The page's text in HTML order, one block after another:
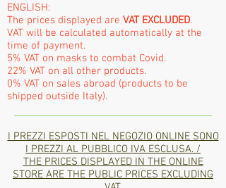
ENGLISH:
The prices displayed are VAT EXCLUDED.
VAT will be calculated automatically at the
time of payment.
5% VAT on masks to combat Covid.
22% VAT on all other products.
0% VAT on sales abroad (products to be
shipped outside Italy).
I PREZZI ESPOSTI NEL NEGOZIO ONLINE SONO
I PREZZI AL PUBBLICO IVA ESCLUSA. /
THE PRICES DISPLAYED IN THE ONLINE
STORE ARE THE PUBLIC PRICES EXCLUDING